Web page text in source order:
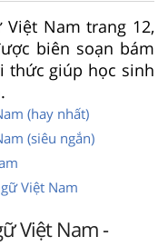
Nam trang 12,
biên soạn bám
thức giúp học sinh
(hay nhất)
(siêu ngắn)
Việt Nam
Việt Nam -